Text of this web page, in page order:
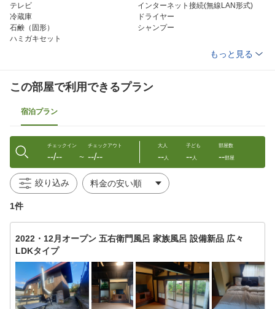
テレビ
インターネット接続(無線LAN形式)
冷蔵庫
ドライヤー
石鹸（固形）
シャンプー
ハミガキセット
もっと見る
この部屋で利用できるプラン
宿泊プラン
チェックイン
--/-- 〜
チェックアウト
--/--
大人
--人
子ども
-- 人
部屋数
--部屋
絞り込み
1件
2022・12月オープン 五右衛門風呂 家族風呂 設備新品 広々
LDKタイプ